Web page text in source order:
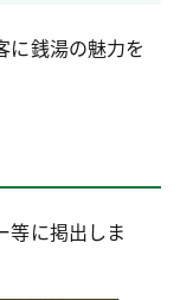
に銭湯の魅力を
等に掲出しま